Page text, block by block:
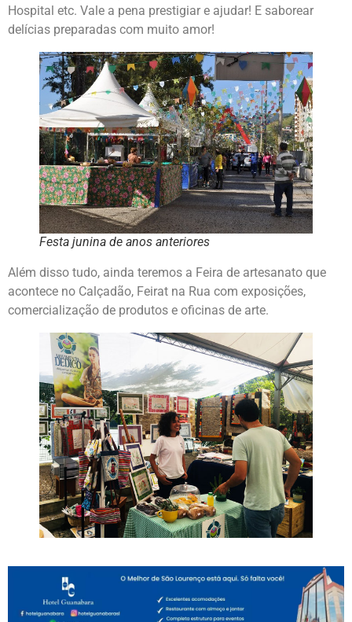
Hospital etc. Vale a pena prestigiar e ajudar! E saborear
delícias preparadas com muito amor!
Festa junina de anos anteriores
Além disso tudo, ainda teremos a Feira de artesanato que
acontece no Calçadão, Feirat na Rua com exposições,
comercialização de produtos e oficinas de arte.